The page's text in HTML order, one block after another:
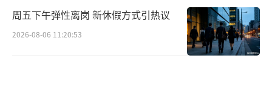
周五下午弹性离岗 新休假方式引热议
2026-08-06 11:20:53